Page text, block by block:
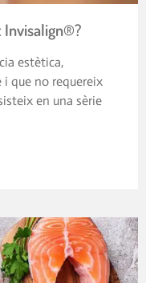
estètica,
que no requereix
en una sèrie